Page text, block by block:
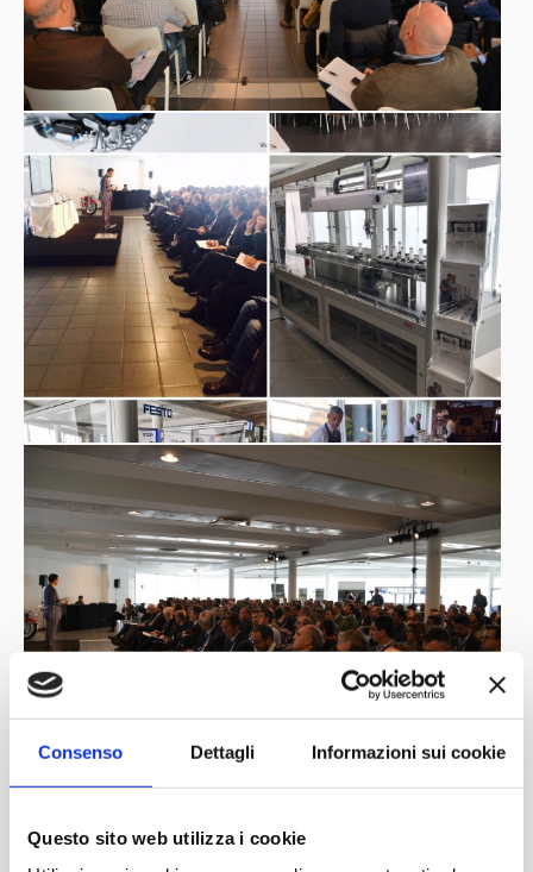
Consenso Dettagli Informazioni sui cookie
Questo sito web utilizza i cookie